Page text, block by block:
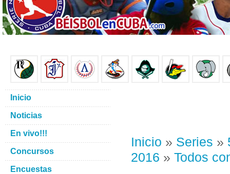
Inicio » Series »
2016 » Todos
Inicio
Noticias
En vivo!!!
Concursos
Encuestas